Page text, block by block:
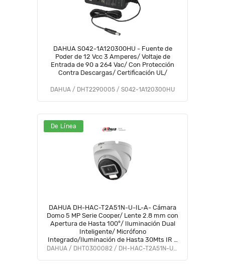
DAHUA S042-1A120300HU - Fuente de
Poder de 12 Vcc 3 Amperes/ Voltaje de
Entrada de 90 a 264 Vac/ Con Protección
Contra Descargas/ Certificación UL/
DAHUA / DHT2290005 / S042-1A120300HU
De Línea
DAHUA DH-HAC-T2A51N-U-IL-A- Cámara
Domo 5 MP Serie Cooper/ Lente 2.8 mm con
Apertura de Hasta 100°/ Iluminación Dual
Inteligente/ Micrófono
Integrado/Iluminación de Hasta 30Mts IR +
20Mts Luz Calida/Metal/IP67/Para
DAHUA / DHT0300082 / DH-HAC-T2A51N-U-IL-A